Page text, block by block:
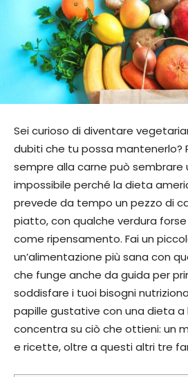
Sei curioso di diventare
dubiti che tu possa mantenerlo?
sempre alla carne può sembrare
impossibile perché la dieta
prevede da tempo un pezzo di
piatto, con qualche verdura
come ripensamento. Fai un
un’alimentazione più sana con
che funge anche da guida per
soddisfare i tuoi bisogni
papille gustative con una dieta a
concentra su ciò che ottieni: un
e ricette, oltre a questi altri tre